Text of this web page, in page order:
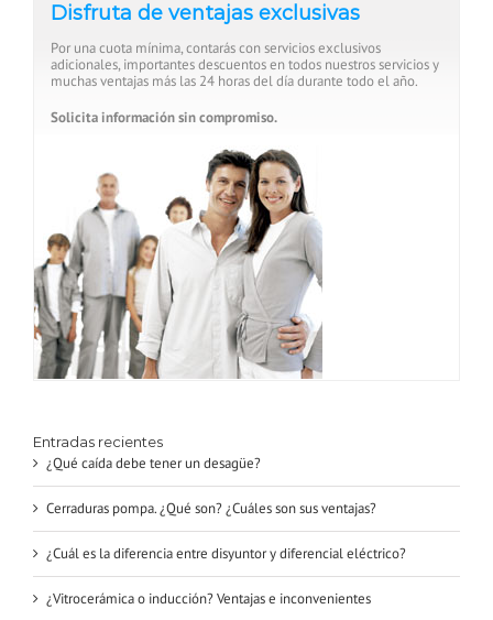
Disfruta de ventajas exclusivas
Por una cuota mínima, contarás con servicios exclusivos
adicionales, importantes descuentos en todos nuestros servicios y
muchas ventajas más las 24 horas del día durante todo el año.
Solicita información sin compromiso.
Entradas recientes
¿Qué caída debe tener un desagüe?
Cerraduras pompa. ¿Qué son? ¿Cuáles son sus ventajas?
¿Cuál es la diferencia entre disyuntor y diferencial eléctrico?
¿Vitrocerámica o inducción? Ventajas e inconvenientes